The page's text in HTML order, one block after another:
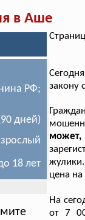
в Аше
РФ;
дней)
18 лет
закону
может,
цена
На
от 7